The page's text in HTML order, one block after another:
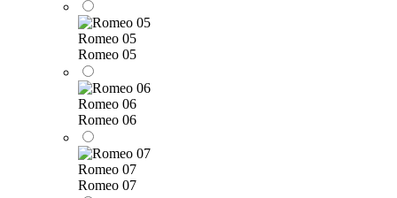
Romeo 05
Romeo 05
Romeo 06
Romeo 06
Romeo 07
Romeo 07